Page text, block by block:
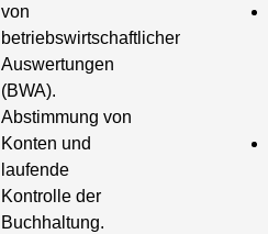
von
betriebswirtschaftlichen
Auswertungen
(BWA).
Abstimmung von
Konten und
laufende
Kontrolle der
Buchhaltung.